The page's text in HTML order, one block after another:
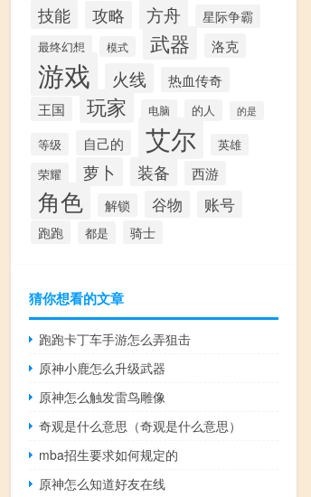
技能 攻略 方舟 星际争霸
最终幻想 模式 武器 洛克
游戏 火线 热血传奇
王国 玩家 电脑 的人 的是
等级 自己的 艾尔 英雄
荣耀 萝卜 装备 西游
角色 解锁 谷物 账号
跑跑 都是 骑士
猜你想看的文章
跑跑卡丁车手游怎么弄狙击
原神小鹿怎么升级武器
原神怎么触发雷鸟雕像
奇观是什么意思（奇观是什么意思）
mba招生要求如何规定的
原神怎么知道好友在线